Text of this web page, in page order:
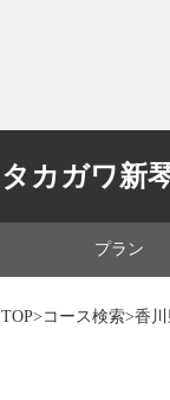
タカガワ新
プラン
TOP> コース検索>香川